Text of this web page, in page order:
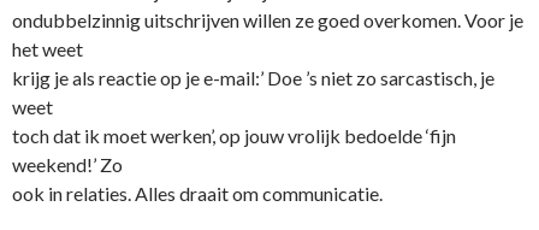
ondubbelzinnig uitschrijven willen ze goed overkomen. Voor je
het weet
krijg je als reactie op je e-mail:’ Doe ’s niet zo sarcastisch, je
weet
toch dat ik moet werken’, op jouw vrolijk bedoelde ‘fijn
weekend!’ Zo
ook in relaties. Alles draait om communicatie.